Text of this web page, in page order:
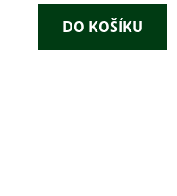
DO KOŠÍKU